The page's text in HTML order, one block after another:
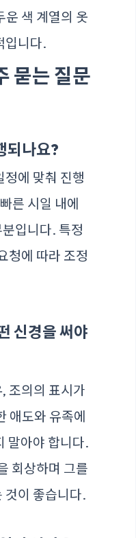
운 색 계열의 옷
입니다.
묻는 질문
되나요?
정에 맞춰 진행
른 시일 내에
입니다. 특정
청에 따라 조정
신경을 써야
조의의 표시가
애도와 유족에
말아야 합니다.
회상하며 그를
것이 좋습니다.